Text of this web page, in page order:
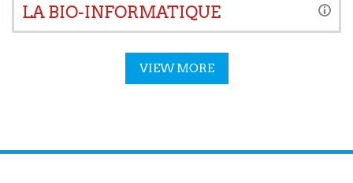
LA BIO-INFORMATIQUE
VIEW MORE